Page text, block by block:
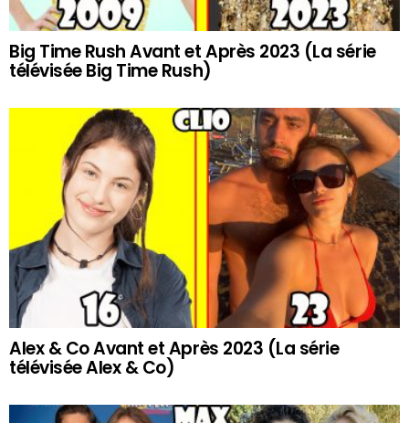
Big Time Rush Avant et Après 2023 (La série
télévisée Big Time Rush)
Alex & Co Avant et Après 2023 (La série
télévisée Alex & Co)